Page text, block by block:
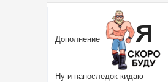
Дополнение
Ну и напоследок кидаю